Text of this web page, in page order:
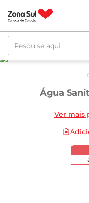
Pesquise aqui
Água
Ver mais